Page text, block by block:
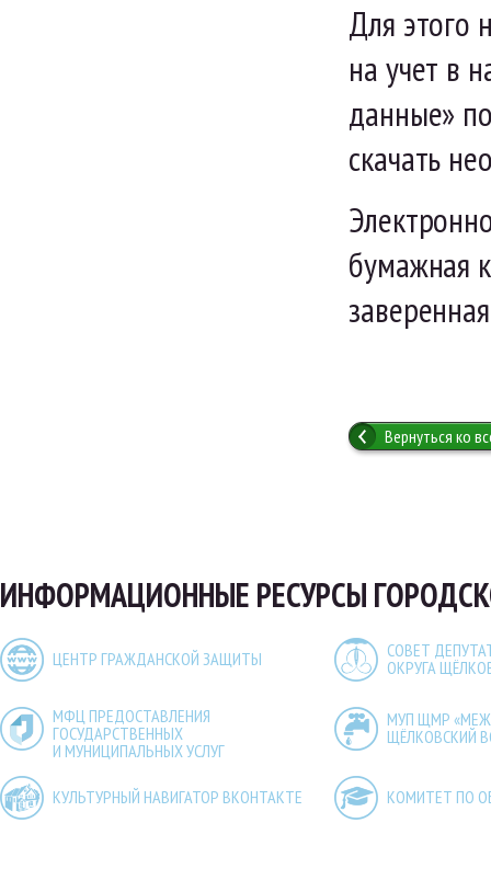
Для этого
на учет в
данные»
скачать
бумажная
Вернуться ко
ИНФОРМАЦИОННЫЕ РЕСУРСЫ
ЦЕНТР ГРАЖДАНСКОЙ ЗАЩИТЫ
СОВЕТ
ОКРУГА
МФЦ ПРЕДОСТАВЛЕНИЯ
ГОСУДАРСТВЕННЫХ
И МУНИЦИПАЛЬНЫХ УСЛУГ
МУП ЩМР
ЩЁЛКОВСКИЙ
КУЛЬТУРНЫЙ НАВИГАТОР ВКОНТАКТЕ КОМИТЕТ ПО